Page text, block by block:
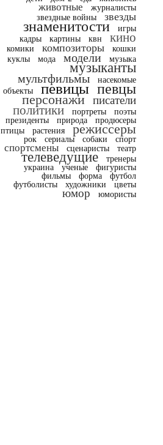
животные
журналисты
звездные войны
звезды
знаменитости
игры
кадры
картины квн кино
комики композиторы
кошки
куклы
мода модели музыка
музыканты
мультфильмы
насекомые
объекты
певицы певцы
персонажи писатели
политики портреты
поэты
президенты
природа
продюсеры
птицы
растения режиссеры
рок сериалы собаки спорт
спортсмены сценаристы театр
телеведущие
тренеры
украина
ученые
фигуристы
фильмы
форма
футбол
футболисты
художники цветы
юмор юмористы